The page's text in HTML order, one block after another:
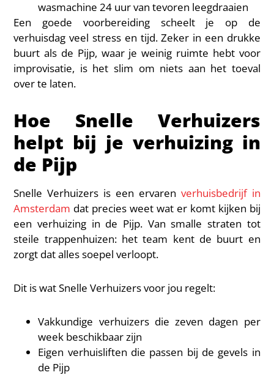
wasmachine 24 uur van tevoren leegdraaien
Een goede voorbereiding scheelt je op de
verhuisdag veel stress en tijd. Zeker in een drukke
buurt als de Pijp, waar je weinig ruimte hebt voor
improvisatie, is het slim om niets aan het toeval
over te laten.
Hoe Snelle Verhuizers
helpt bij je verhuizing in
de Pijp
Snelle Verhuizers is een ervaren verhuisbedrijf in
Amsterdam dat precies weet wat er komt kijken bij
een verhuizing in de Pijp. Van smalle straten tot
steile trappenhuizen: het team kent de buurt en
zorgt dat alles soepel verloopt.
Dit is wat Snelle Verhuizers voor jou regelt:
Vakkundige verhuizers die zeven dagen per
week beschikbaar zijn
Eigen verhuisliften die passen bij de gevels in
de Pijp